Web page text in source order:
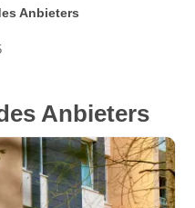
Anbieters
Anbieters